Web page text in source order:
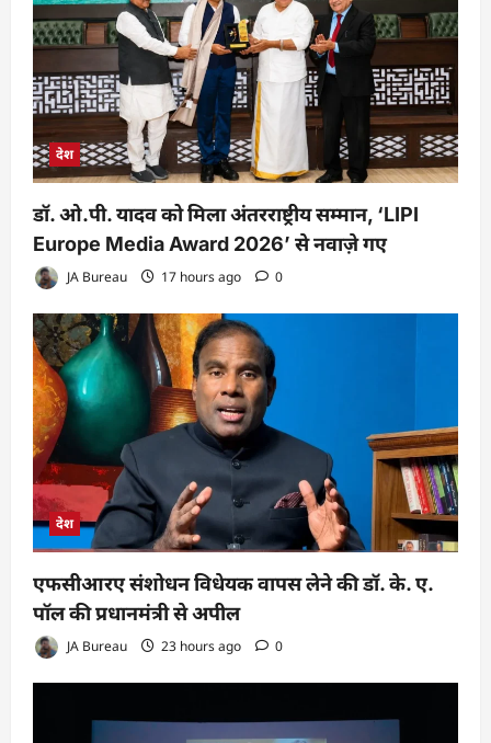
देश
डॉ. ओ.पी. यादव को मिला अंतरराष्ट्रीय सम्मान, ‘LIPI
Europe Media Award 2026’ से नवाज़े गए
JA Bureau 17 hours ago 0
देश
एफसीआरए संशोधन विधेयक वापस लेने की डॉ. के. ए.
पॉल की प्रधानमंत्री से अपील
JA Bureau 23 hours ago 0